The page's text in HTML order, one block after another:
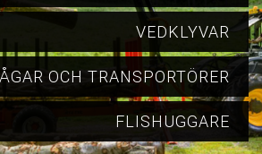
VEDKLYVAR
OCH TRANSPORTÖRER
FLISHUGGARE